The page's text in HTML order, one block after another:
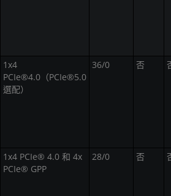
1x4
PCIe®4.0（PCIe®5.0
選配）
36/0 否
1x4 PCIe® 4.0 和 4x
PCIe® GPP
28/0 否